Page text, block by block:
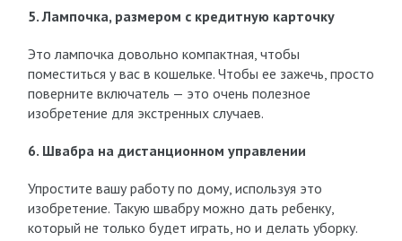
5. Лампочка, размером с кредитную карточку
Это лампочка довольно компактная, чтобы
поместиться у вас в кошельке. Чтобы ее зажечь, просто
поверните включатель — это очень полезное
изобретение для экстренных случаев.
6. Швабра на дистанционном управлении
Упростите вашу работу по дому, используя это
изобретение. Такую швабру можно дать ребенку,
который не только будет играть, но и делать уборку.